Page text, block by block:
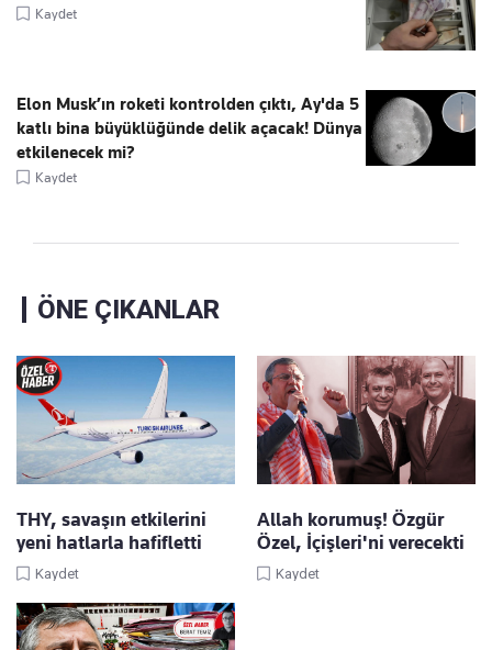
Kaydet
Elon Musk’ın roketi kontrolden çıktı, Ay'da 5
katlı bina büyüklüğünde delik açacak! Dünya
etkilenecek mi?
Kaydet
ÖNE ÇIKANLAR
THY, savaşın etkilerini
yeni hatlarla hafifletti
Kaydet
Allah korumuş! Özgür
Özel, İçişleri'ni verecekti
Kaydet